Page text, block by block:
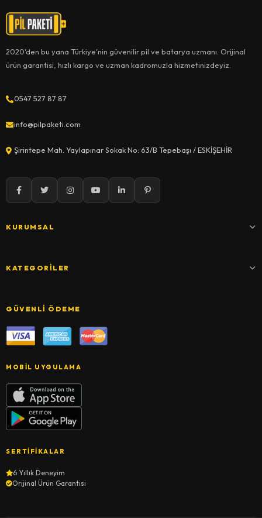
2020'den bu yana Türkiye'nin güvenilir pil ve batarya uzmanı. Orijinal
ürün garantisi, hızlı kargo ve uzman kadromuzla hizmetinizdeyiz.
0547 527 87 87
info@pilpaketi.com
Şirintepe Mah. Yaylapınar Sokak No: 63/B Tepebaşı / ESKİŞEHİR
KURUMSAL
KATEGORILER
GÜVENLI ÖDEME
MOBIL UYGULAMA
SERTIFIKALAR
6 Yıllık Deneyim
Orijinal Ürün Garantisi